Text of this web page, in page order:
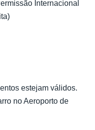
Internacional
estejam válidos.
no Aeroporto de